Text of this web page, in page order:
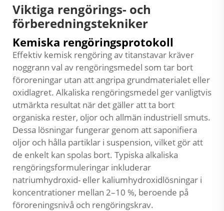
Viktiga rengörings- och
förberedningstekniker
Kemiska rengöringsprotokoll
Effektiv kemisk rengöring av titanstavar kräver
noggrann val av rengöringsmedel som tar bort
föroreningar utan att angripa grundmaterialet eller
oxidlagret. Alkaliska rengöringsmedel ger vanligtvis
utmärkta resultat när det gäller att ta bort
organiska rester, oljor och allmän industriell smuts.
Dessa lösningar fungerar genom att saponifiera
oljor och hålla partiklar i suspension, vilket gör att
de enkelt kan spolas bort. Typiska alkaliska
rengöringsformuleringar inkluderar
natriumhydroxid- eller kaliumhydroxidlösningar i
koncentrationer mellan 2–10 %, beroende på
föroreningsnivå och rengöringskrav.